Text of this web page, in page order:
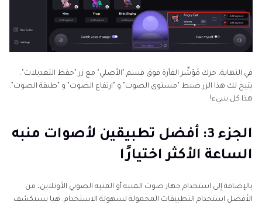
في النهاية، حرك مُؤشِّر الفأرة فوق قسم "الأصلي" مع زر "حفظ التعديلات".
يتيح لك هذا الزر ضبط "مستوى الصوت" و "ارتفاع الصوت" و "طبقة الصوت".
هذا كل شيء!
الجزء 3: أفضل تطبيقين لأصوات منبه
الساعة الأكثر اختيارًا
بالإضافة إلى استخدام جهاز صوت المنبه أو المنبه الصوتي الأونلاين، من
الأفضل استخدام التطبيقات المحمولة لسهولة الاستخدام. هيا نستكشف